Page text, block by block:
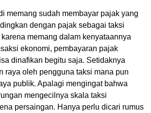
memang sudah membayar pajak yang
dengan pajak sebagai taksi
memang dalam kenyataannya
ekonomi, pembayaran pajak
dinafikan begitu saja. Setidaknya
raya oleh pengguna taksi mana pun
publik. Apalagi mengingat bahwa
mengecilnya skala taksi
persaingan. Hanya perlu dicari rumus